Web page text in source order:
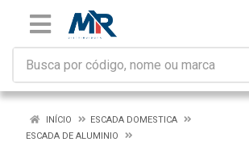
INÍCIO
ESCADA DOMESTICA
ESCADA DE ALUMINIO